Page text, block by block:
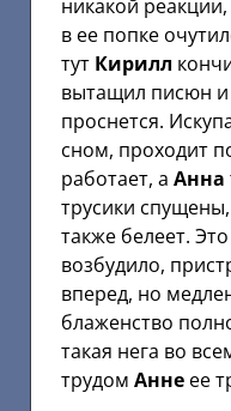
никакой
в ее попке
тут Кирилл
вытащил писюн и
проснется.
сном, проходит
работает, а Анна
трусики
также белеет. Это
возбудило,
вперед, но
блаженство
такая нега во
трудом Анне ее